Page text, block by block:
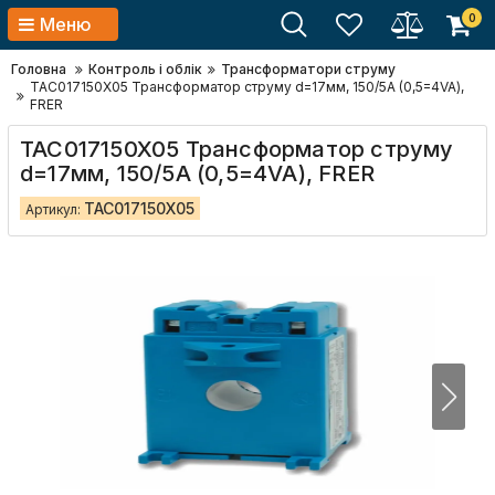
Меню 0
Головна Контроль і облік
Трансформатори струму
TAC017150X05 Трансформатор струму d=17мм, 150/5А (0,5=4VA),
FRER
TAC017150X05 Трансформатор струму
d=17мм, 150/5А (0,5=4VA), FRER
Артикул: TAC017150X05